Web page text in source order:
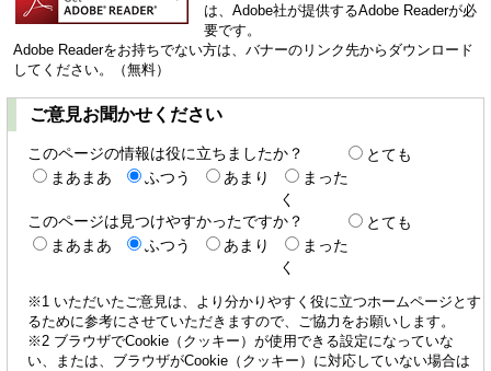
は、Adobe社が提供するAdobe Readerが必
要です。
Adobe Readerをお持ちでない方は、バナーのリンク先からダウンロード
してください。（無料）
ご意見お聞かせください
このページの情報は役に立ちましたか？
とても
まあまあ
ふつう あまり
まった
く
このページは見つけやすかったですか？
とても
まあまあ
ふつう あまり
まった
く
※1 いただいたご意見は、より分かりやすく役に立つホームページとす
るために参考にさせていただきますので、ご協力をお願いします。
※2 ブラウザでCookie（クッキー）が使用できる設定になっていな
い、または、ブラウザがCookie（クッキー）に対応していない場合は